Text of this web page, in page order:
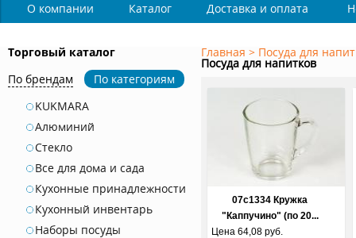
О компании Каталог Доставка и оплата
Торговый каталог
По брендам
По категориям
KUKMARA
Алюминий
Стекло
Все для дома и сада
Кухонные принадлежности
Кухонный инвентарь
Наборы посуды
Главная > Посуда для
Посуда для напитков
07с1334 Кружка
"Каппучино" (по 20...
Цена 64,08 руб.